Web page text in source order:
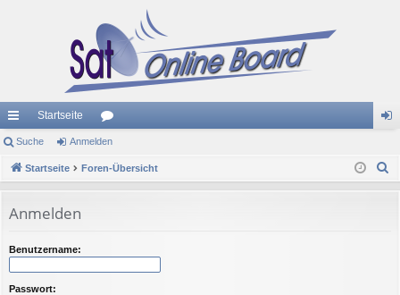
ch
ne
ug
riff
Startseite
or
en m
Suche Anmelden
Startseite Foren-Übersicht
Anmelden
Benutzername:
Passwort: